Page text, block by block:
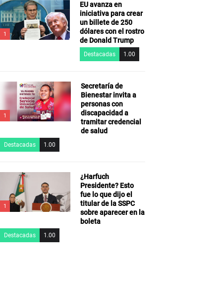
1
EU avanza en
iniciativa para crear
un billete de 250
dólares con el rostro
de Donald Trump
Destacadas 1.00
1
Secretaría de
Bienestar invita a
personas con
discapacidad a
tramitar credencial
de salud
Destacadas 1.00
1
¿Harfuch
Presidente? Esto
fue lo que dijo el
titular de la SSPC
sobre aparecer en la
boleta
Destacadas 1.00